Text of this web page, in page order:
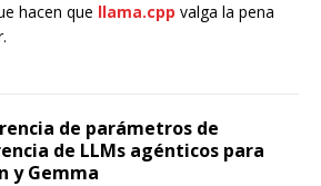
hacen que llama.cpp valga la pena
de parámetros de
de LLMs agénticos para
y Gemma